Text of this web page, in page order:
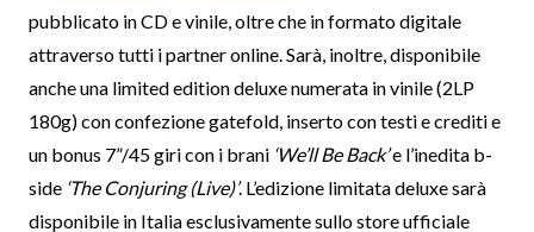
pubblicato in CD e vinile, oltre che in formato digitale
attraverso tutti i partner online. Sarà, inoltre, disponibile
anche una limited edition deluxe numerata in vinile (2LP
180g) con confezione gatefold, inserto con testi e crediti e
un bonus 7”/45 giri con i brani ‘We’ll Be Back’e l’inedita b-
side ‘The Conjuring (Live)’. L’edizione limitata deluxe sarà
disponibile in Italia esclusivamente sullo store ufficiale